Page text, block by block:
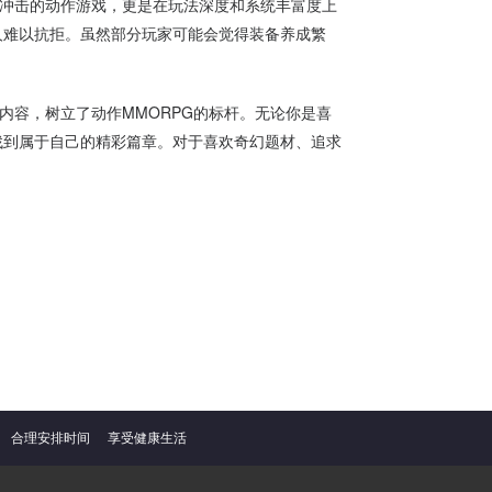
击的动作游戏，更是在玩法深度和系统丰富度上
以抗拒。虽然部分玩家可能会觉得装备养成繁
容，树立了动作MMORPG的标杆。无论你是喜
属于自己的精彩篇章。对于喜欢奇幻题材、追求
合理安排时间 享受健康生活